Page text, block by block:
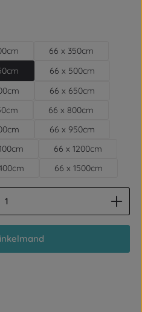
66 x 350cm
66 x 500cm
66 x 650cm
66 x 800cm
66 x 950cm
66 x 1200cm
66 x 1500cm
de gewenste